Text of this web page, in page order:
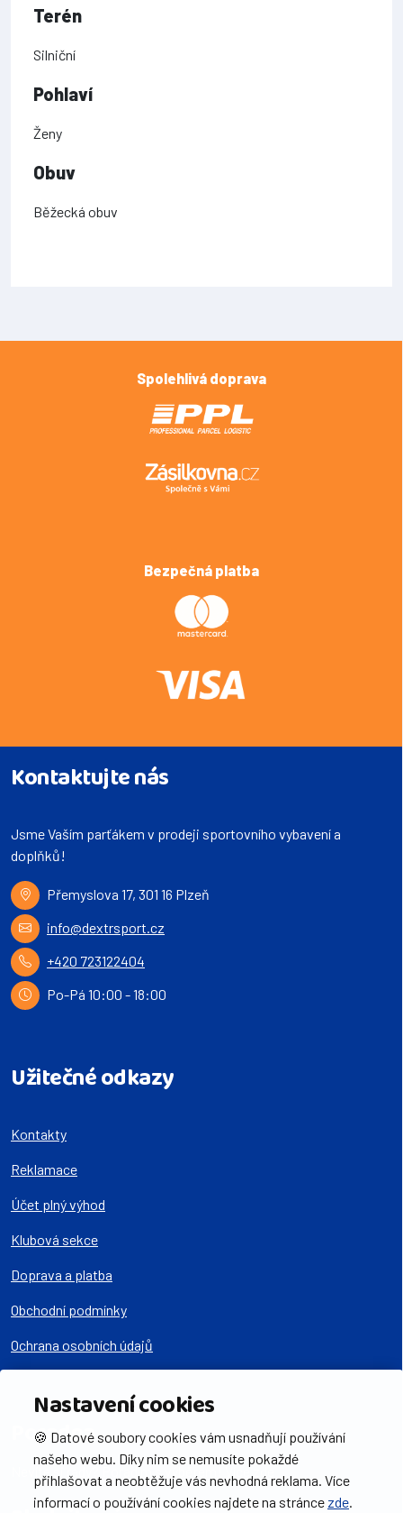
Terén
Silniční
Pohlaví
Ženy
Obuv
Běžecká obuv
Spolehlivá doprava
Bezpečná platba
Kontaktujte nás
Jsme Vaším parťákem v prodeji sportovního vybavení a
doplňků!
Přemyslova 17, 301 16 Plzeň
info@dextrsport.cz
+420 723122404
Po-Pá 10:00 - 18:00
Užitečné odkazy
Kontakty
Reklamace
Účet plný výhod
Klubová sekce
Doprava a platba
Obchodní podmínky
Ochrana osobních údajů
Poradna
Nevíte si rady? Poradím s výběrem! Více zde
Nastavení cookies
🍪 Datové soubory cookies vám usnadňují používání
našeho webu. Díky nim se nemusíte pokaždé
přihlašovat a neobtěžuje vás nevhodná reklama. Více
informací o používání cookies najdete na stránce zde.